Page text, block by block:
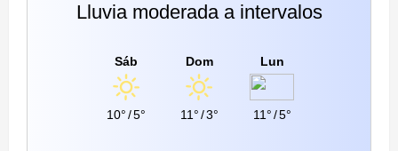
Lluvia moderada a intervalos
Sáb
10°/5°
Dom
11°/3°
Lun
11°/5°